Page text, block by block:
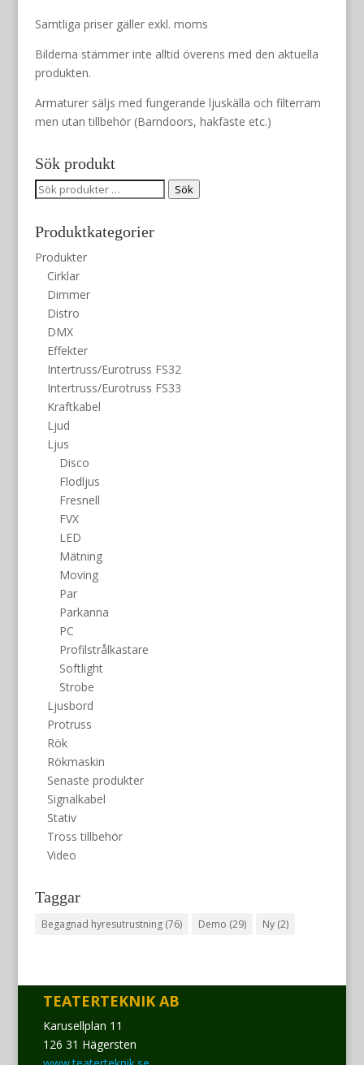
Samtliga priser gäller exkl. moms
Bilderna stämmer inte alltid överens med den aktuella
produkten.
Armaturer säljs med fungerande ljuskälla och filterram
men utan tillbehör (Barndoors, hakfäste etc.)
Sök produkt
Sök
Sök
Produktkategorier
Produkter
Cirklar
Dimmer
Distro
DMX
Effekter
Intertruss/Eurotruss FS32
Intertruss/Eurotruss FS33
Kraftkabel
Ljud
Ljus
Disco
Flodljus
Fresnell
FVX
LED
Mätning
Moving
Par
Parkanna
PC
Profilstrålkastare
Softlight
Strobe
Ljusbord
Protruss
Rök
Rökmaskin
Senaste produkter
Signalkabel
Stativ
Tross tillbehör
Video
Taggar
Begagnad hyresutrustning(76) Demo (29) Ny(2)
TEATERTEKNIK AB
Karusellplan 11
126 31 Hägersten